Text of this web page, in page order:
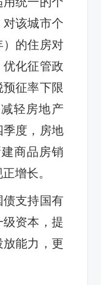
对该城市个
）的住房对
化征管政
征率下限
轻房地产
季度，房地
商品房销
增长。
支持国有
级资本，提
放能力，更